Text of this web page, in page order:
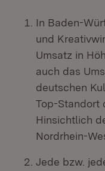
In Baden-
und
Umsatz in
auch das
deutschen
Top-Standort
Hinsichtlich
Nordrhein-
Jede bzw.